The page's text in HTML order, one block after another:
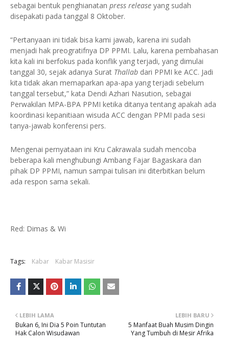
sebagai bentuk penghianatan press release yang sudah
disepakati pada tanggal 8 Oktober.
“Pertanyaan ini tidak bisa kami jawab, karena ini sudah
menjadi hak preogratifnya DP PPMI. Lalu, karena pembahasan
kita kali ini berfokus pada konflik yang terjadi, yang dimulai
tanggal 30, sejak adanya Surat Thallab dari PPMI ke ACC. Jadi
kita tidak akan memaparkan apa-apa yang terjadi sebelum
tanggal tersebut,” kata Dendi Azhari Nasution, sebagai
Perwakilan MPA-BPA PPMI ketika ditanya tentang apakah ada
koordinasi kepanitiaan wisuda ACC dengan PPMI pada sesi
tanya-jawab konferensi pers.
Mengenai pernyataan ini Kru Cakrawala sudah mencoba
beberapa kali menghubungi Ambang Fajar Bagaskara dan
pihak DP PPMI, namun sampai tulisan ini diterbitkan belum
ada respon sama sekali.
Red: Dimas & Wi
Tags: Kabar Kabar Masisir
LEBIH BARU
5 Manfaat Buah Musim Dingin
Yang Tumbuh di Mesir Afrika
LEBIH LAMA
Bukan 6, Ini Dia 5 Poin Tuntutan
Hak Calon Wisudawan